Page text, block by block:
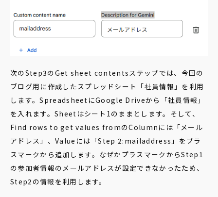
次のStep3のGet sheet contentsステップでは、今回の
ブログ用に作成したスプレッドシート「社員情報」を利用
します。SpreadsheetにGoogle Driveから「社員情報」
を入れます。Sheetはシート1のままとします。そして、
Find rows to get values fromのColumnには「メール
アドレス」、Valueには「Step 2:mailaddress」をプラ
スマークから追加します。なぜかプラスマークからStep1
の参加者情報のメールアドレスが設定できなかったため、
Step2の情報を利用します。